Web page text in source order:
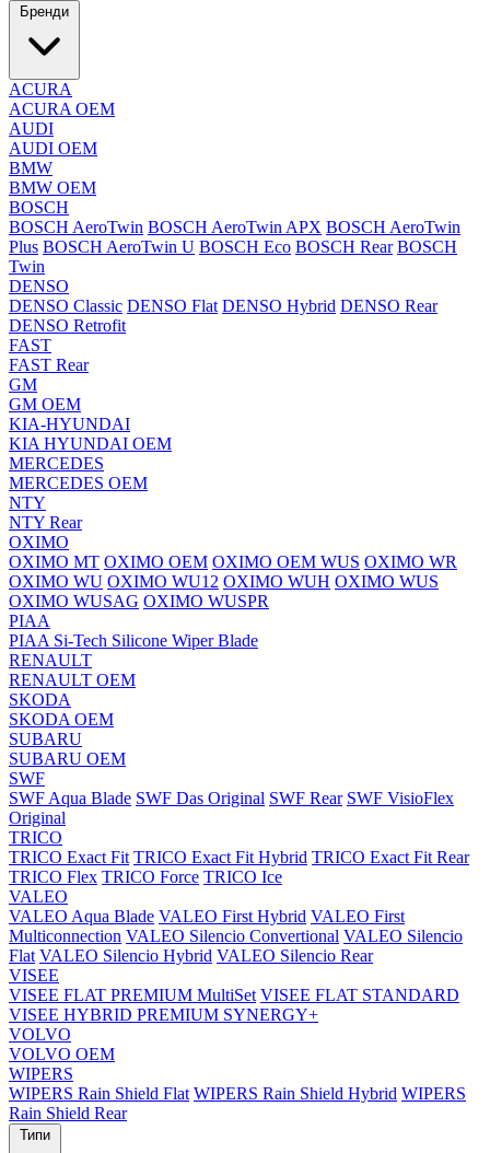
Бренди
ACURA
ACURA OEM
AUDI
AUDI OEM
BMW
BMW OEM
BOSCH
BOSCH AeroTwin BOSCH AeroTwin APX BOSCH AeroTwin
Plus BOSCH AeroTwin U BOSCH Eco BOSCH Rear BOSCH
Twin
DENSO
DENSO Classic DENSO Flat DENSO Hybrid DENSO Rear
DENSO Retrofit
FAST
FAST Rear
GM
GM OEM
KIA-HYUNDAI
KIA HYUNDAI OEM
MERCEDES
MERCEDES OEM
NTY
NTY Rear
OXIMO
OXIMO MT OXIMO OEM OXIMO OEM WUS OXIMO WR
OXIMO WU OXIMO WU12 OXIMO WUH OXIMO WUS
OXIMO WUSAG OXIMO WUSPR
PIAA
PIAA Si-Tech Silicone Wiper Blade
RENAULT
RENAULT OEM
SKODA
SKODA OEM
SUBARU
SUBARU OEM
SWF
SWF Aqua Blade SWF Das Original SWF Rear SWF VisioFlex
Original
TRICO
TRICO Exact Fit TRICO Exact Fit Hybrid TRICO Exact Fit Rear
TRICO Flex TRICO Force TRICO Ice
VALEO
VALEO Aqua Blade VALEO First Hybrid VALEO First
Multiconnection VALEO Silencio Convertional VALEO Silencio
Flat VALEO Silencio Hybrid VALEO Silencio Rear
VISEE
VISEE FLAT PREMIUM MultiSet VISEE FLAT STANDARD
VISEE HYBRID PREMIUM SYNERGY+
VOLVO
VOLVO OEM
WIPERS
WIPERS Rain Shield Flat WIPERS Rain Shield Hybrid WIPERS
Rain Shield Rear
Типи